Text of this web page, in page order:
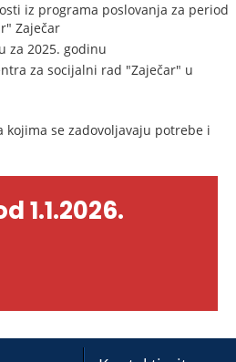
iz programa poslovanja za period
Zaječar
za 2025. godinu
za socijalni rad "Zaječar" u
se zadovoljavaju potrebe i
1.1.2026.